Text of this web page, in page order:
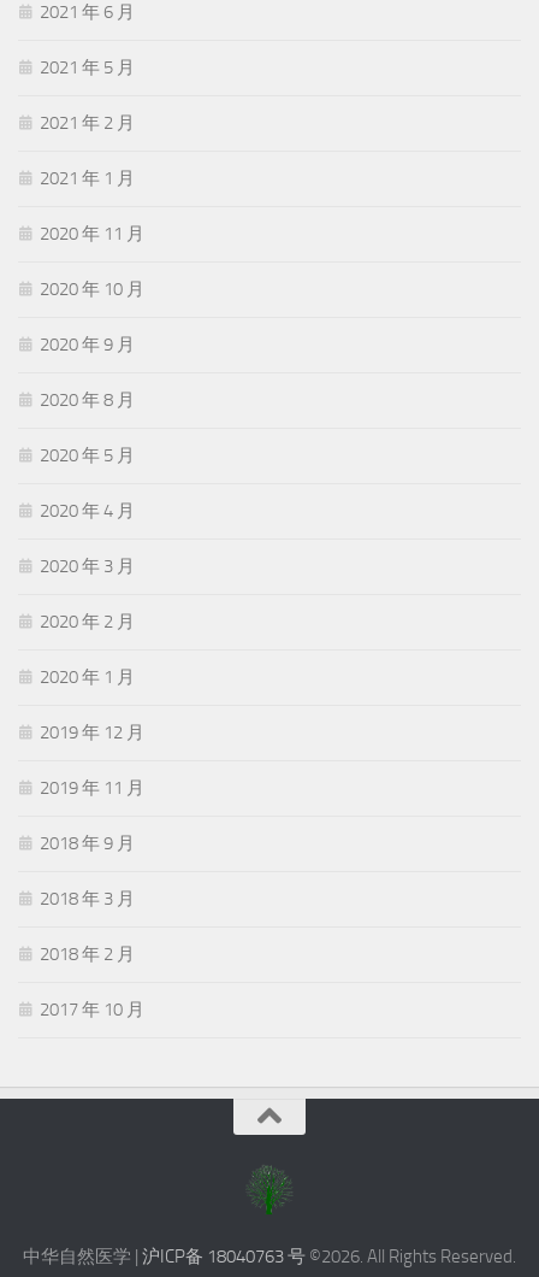
2021 年 6 月
2021 年 5 月
2021 年 2 月
2021 年 1 月
2020 年 11 月
2020 年 10 月
2020 年 9 月
2020 年 8 月
2020 年 5 月
2020 年 4 月
2020 年 3 月
2020 年 2 月
2020 年 1 月
2019 年 12 月
2019 年 11 月
2018 年 9 月
2018 年 3 月
2018 年 2 月
2017 年 10 月
中华自然医学 | 沪ICP备 18040763 号 ©2026. All Rights Reserved.